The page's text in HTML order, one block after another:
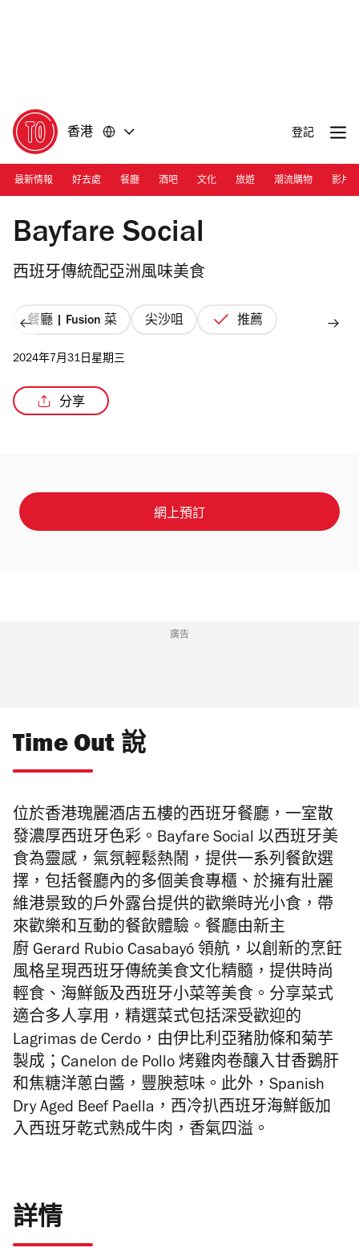
香港 登記
最新情報 好去處 餐廳 酒吧 文化 旅遊 潮流購物 影片
Photograph: Courtesy Bayfare Social
Bayfare Social
西班牙傳統配亞洲風味美食
餐廳 | Fusion 菜 尖沙咀 推薦
2024年7月31日星期三
分享
網上預訂
廣告
Time Out 說
位於香港瑰麗酒店五樓的西班牙餐廳，一室散
發濃厚西班牙色彩。Bayfare Social 以西班牙美
食為靈感，氣氛輕鬆熱鬧， 提供一系列餐飲選
擇，包括餐廳內的多個美食專櫃、 於擁有壯麗
維港景致的戶外露台提供的歡樂時光小食，帶
來歡樂和互動的餐飲體驗。 餐廳由新主
廚 Gerard Rubio Casabayó 領航， 以創新的烹飪
風格呈現西班牙傳統美食文化精髓，提供時尚
輕食、海鮮飯及西班牙小菜等美食。 分享菜式
適合多人享用，精選菜式包括深受歡迎的
Lagrimas de Cerdo，由伊比利亞豬肋條和菊芋
製成；Canelon de Pollo 烤雞肉卷釀入甘香鵝肝
和焦糖洋蔥白醬，豐腴惹味。此外，Spanish
Dry Aged Beef Paella，西冷扒西班牙海鮮飯加
入西班牙乾式熟成牛肉，香氣四溢。
詳情